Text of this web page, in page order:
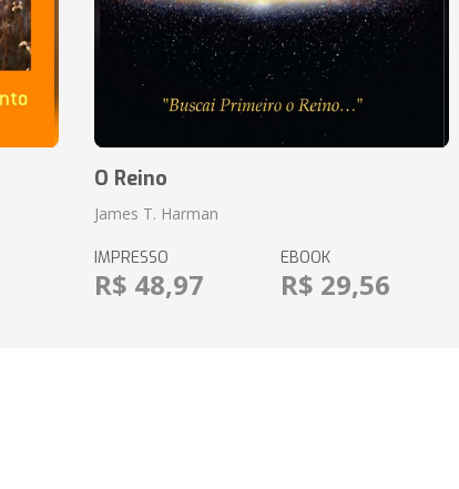
O Reino
James T. Harman
IMPRESSO
R$ 48,97
EBOOK
R$ 29,56